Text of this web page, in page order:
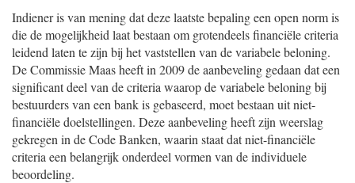
Indiener is van mening dat deze laatste bepaling een open norm is
die de mogelijkheid laat bestaan om grotendeels financiële criteria
leidend laten te zijn bij het vaststellen van de variabele beloning.
De Commissie Maas heeft in 2009 de aanbeveling gedaan dat een
significant deel van de criteria waarop de variabele beloning bij
bestuurders van een bank is gebaseerd, moet bestaan uit niet-
financiële doelstellingen. Deze aanbeveling heeft zijn weerslag
gekregen in de Code Banken, waarin staat dat niet-financiële
criteria een belangrijk onderdeel vormen van de individuele
beoordeling.